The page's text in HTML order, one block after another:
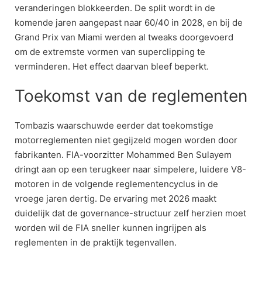
veranderingen blokkeerden. De split wordt in de
komende jaren aangepast naar 60/40 in 2028, en bij de
Grand Prix van Miami werden al tweaks doorgevoerd
om de extremste vormen van superclipping te
verminderen. Het effect daarvan bleef beperkt.
Toekomst van de reglementen
Tombazis waarschuwde eerder dat toekomstige
motorreglementen niet gegijzeld mogen worden door
fabrikanten. FIA-voorzitter Mohammed Ben Sulayem
dringt aan op een terugkeer naar simpelere, luidere V8-
motoren in de volgende reglementencyclus in de
vroege jaren dertig. De ervaring met 2026 maakt
duidelijk dat de governance-structuur zelf herzien moet
worden wil de FIA sneller kunnen ingrijpen als
reglementen in de praktijk tegenvallen.